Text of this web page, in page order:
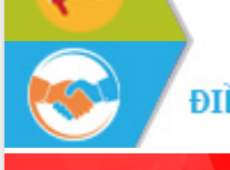
Khởi động Dự án Đầu tư xây dựng hạ
tầng kỹ thuật Cụm công nghiệp Tân
Gặp mặt các cơ quan báo chí nhân Kỷ
niệm 101 năm Ngày Báo chí Cách
mạng Việt Nam
Đắk Lắk sơ kết 4 năm triển khai thực